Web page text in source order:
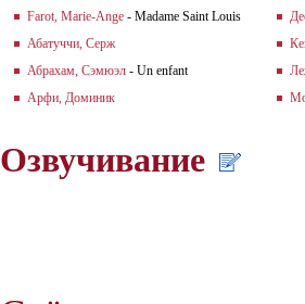
Farot, Marie-Ange - Madame Saint Louis
Абатуччи, Серж
Абрахам, Сэмюэл - Un enfant
Арфи, Доминик
Озвучивание